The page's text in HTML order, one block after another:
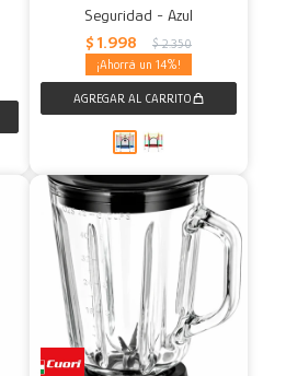
Seguridad - Azul
$ 1.998 $ 2.350
14